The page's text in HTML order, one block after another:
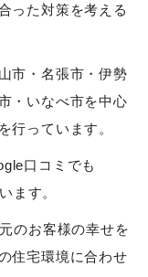
った対策を考える
市・名張市・伊勢
・いなべ市を中心
行っています。
口コミでも
ます。
のお客様の幸せを
住宅環境に合わせ